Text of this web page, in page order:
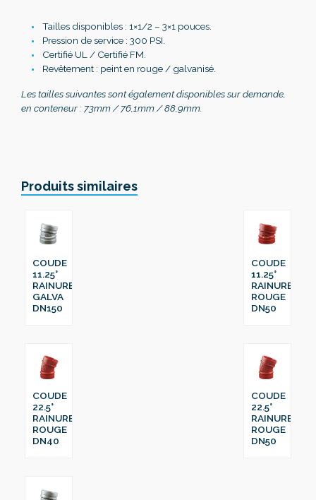
Tailles disponibles : 1×1/2 – 3×1 pouces.
Pression de service : 300 PSI.
Certifié UL / Certifié FM.
Revêtement : peint en rouge / galvanisé.
Les tailles suivantes sont également disponibles sur demande,
en conteneur : 73mm / 76,1mm / 88,9mm.
Produits similaires
COUDE
11.25°
RAINURE
GALVA
DN150
COUDE
11.25°
RAINURE
ROUGE
DN50
COUDE
22.5°
RAINURE
ROUGE
DN40
COUDE
22.5°
RAINURE
ROUGE
DN50